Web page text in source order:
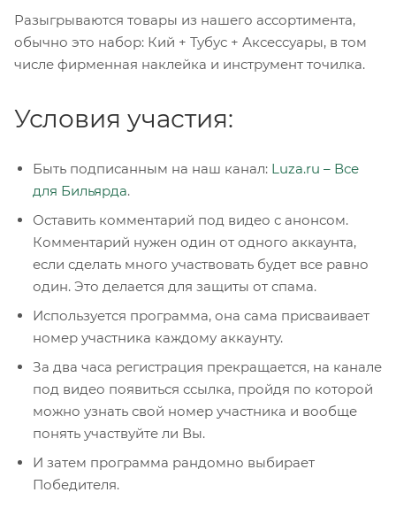
Разыгрываются товары из нашего ассортимента,
обычно это набор: Кий + Тубус + Аксессуары, в том
числе фирменная наклейка и инструмент точилка.
Условия участия:
Быть подписанным на наш канал: Luza.ru – Все
для Бильярда.
Оставить комментарий под видео с анонсом.
Комментарий нужен один от одного аккаунта,
если сделать много участвовать будет все равно
один. Это делается для защиты от спама.
Используется программа, она сама присваивает
номер участника каждому аккаунту.
За два часа регистрация прекращается, на канале
под видео появиться ссылка, пройдя по которой
можно узнать свой номер участника и вообще
понять участвуйте ли Вы.
И затем программа рандомно выбирает
Победителя.